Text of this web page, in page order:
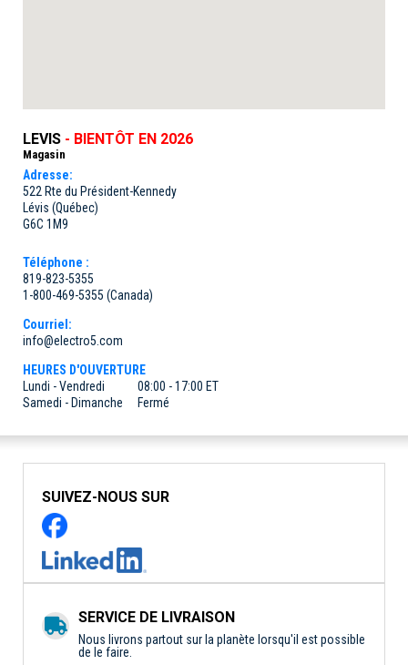
LEVIS - BIENTÔT EN 2026
Magasin
Adresse:
522 Rte du Président-Kennedy
Lévis (Québec)
G6C 1M9
Téléphone :
819-823-5355
1-800-469-5355 (Canada)
Courriel:
info@electro5.com
HEURES D'OUVERTURE
Lundi - Vendredi
08:00 - 17:00 ET
Samedi - Dimanche
Fermé
SUIVEZ-NOUS SUR
SERVICE DE LIVRAISON
Nous livrons partout sur la planète lorsqu'il est possible
de le faire.